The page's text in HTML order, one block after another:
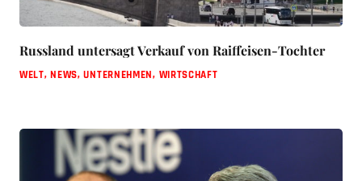
Russland untersagt Verkauf von Raiffeisen-Tochter
WELT,NEWS,UNTERNEHMEN, WIRTSCHAFT